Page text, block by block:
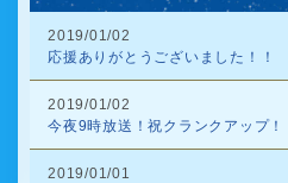
2019/01/02
応援ありがとうございました！！
2019/01/02
今夜9時放送！祝クランクアップ！
2019/01/01